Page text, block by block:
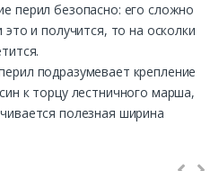
перил безопасно: его сложно
и получится, то на осколки
подразумевает крепление
к торцу лестничного марша,
полезная ширина